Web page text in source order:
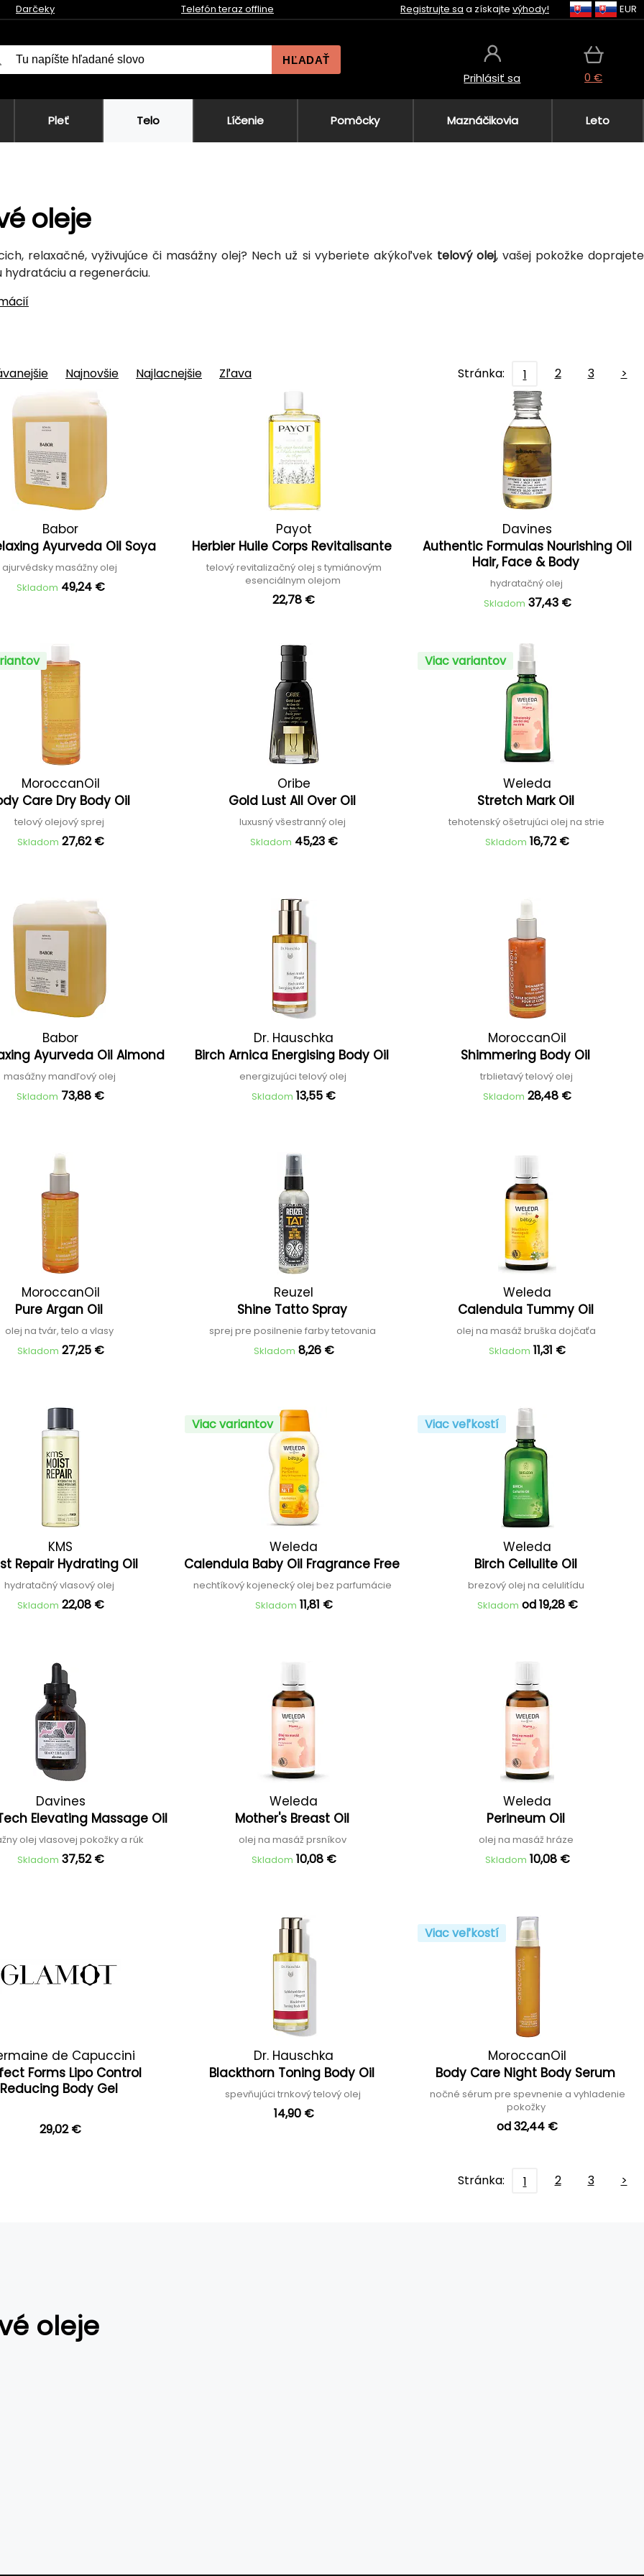
Darčeky Telefón teraz offline Registrujte sa a získajte výhody! EUR
HĽADAŤ
Prihlásiť sa 0 €
Pleť Telo Líčenie Pomôcky Maznáčikovia Leto
oleje
relaxačné, vyživujúce či masážny olej? Nech už si vyberiete akýkoľvek telový olej, vašej pokožke doprajete
hydratáciu a regeneráciu.
Najnovšie Najlacnejšie Zľava Stránka: 1 2 3 >
Babor
Ayurveda Oil Soya
ajurvédsky masážny olej
Skladom 49,24 €
Payot
Herbier Huile Corps Revitalisante
telový revitalizačný olej s tymiánovým
esenciálnym olejom
22,78 €
Davines
Authentic Formulas Nourishing Oil
Hair, Face & Body
hydratačný olej
Skladom 37,43 €
MoroccanOil
Care Dry Body Oil
telový olejový sprej
Skladom 27,62 €
Oribe
Gold Lust All Over Oil
luxusný všestranný olej
Skladom 45,23 €
Viac variantov
Weleda
Stretch Mark Oil
tehotenský ošetrujúci olej na strie
Skladom 16,72 €
Babor
Ayurveda Oil Almond
masážny mandľový olej
Skladom 73,88 €
Dr. Hauschka
Birch Arnica Energising Body Oil
energizujúci telový olej
Skladom 13,55 €
MoroccanOil
Shimmering Body Oil
trblietavý telový olej
Skladom 28,48 €
MoroccanOil
Pure Argan Oil
olej na tvár, telo a vlasy
Skladom 27,25 €
Reuzel
Shine Tatto Spray
sprej pre posilnenie farby tetovania
Skladom 8,26 €
Weleda
Calendula Tummy Oil
olej na masáž bruška dojčaťa
Skladom 11,31 €
KMS
Repair Hydrating Oil
hydratačný vlasový olej
Skladom 22,08 €
Viac variantov
Weleda
Calendula Baby Oil Fragrance Free
nechtíkový kojenecký olej bez parfumácie
Skladom 11,81 €
Viac veľkostí
Weleda
Birch Cellulite Oil
brezový olej na celulitídu
Skladom od 19,28 €
Davines
Elevating Massage Oil
olej vlasovej pokožky a rúk
Skladom 37,52 €
Weleda
Mother's Breast Oil
olej na masáž prsníkov
Skladom 10,08 €
Weleda
Perineum Oil
olej na masáž hráze
Skladom 10,08 €
de Capuccini
Forms Lipo Control
Reducing Body Gel
29,02 €
Dr. Hauschka
Blackthorn Toning Body Oil
spevňujúci trnkový telový olej
14,90 €
Viac veľkostí
MoroccanOil
Body Care Night Body Serum
nočné sérum pre spevnenie a vyhladenie
pokožky
od 32,44 €
Stránka: 1 2 3 >
oleje